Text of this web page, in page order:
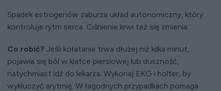
Spadek estrogenów zaburza układ autonomiczny, który
kontroluje rytm serca. Ciśnienie krwi też się zmienia.
Co robić? Jeśli kołatanie trwa dłużej niż kilka minut,
pojawia się ból w klatce piersiowej lub duszność,
natychmiast idź do lekarza. Wykonaj EKG i holter, by
wykluczyć arytmię. W łagodnych przypadkach pomaga